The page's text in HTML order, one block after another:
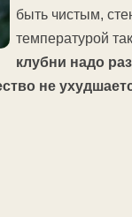
быть чистым,
температурой
клубни надо
не